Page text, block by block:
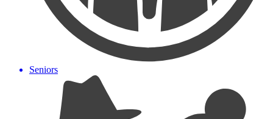
Seniors